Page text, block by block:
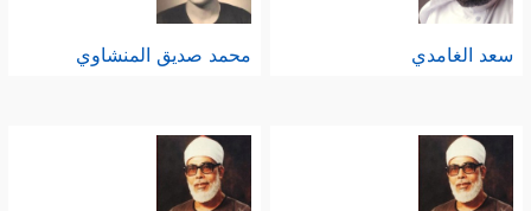
سعد الغامدي محمد صديق المنشاوي